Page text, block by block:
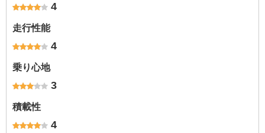
4
走行性能
4
乗り心地
3
積載性
4